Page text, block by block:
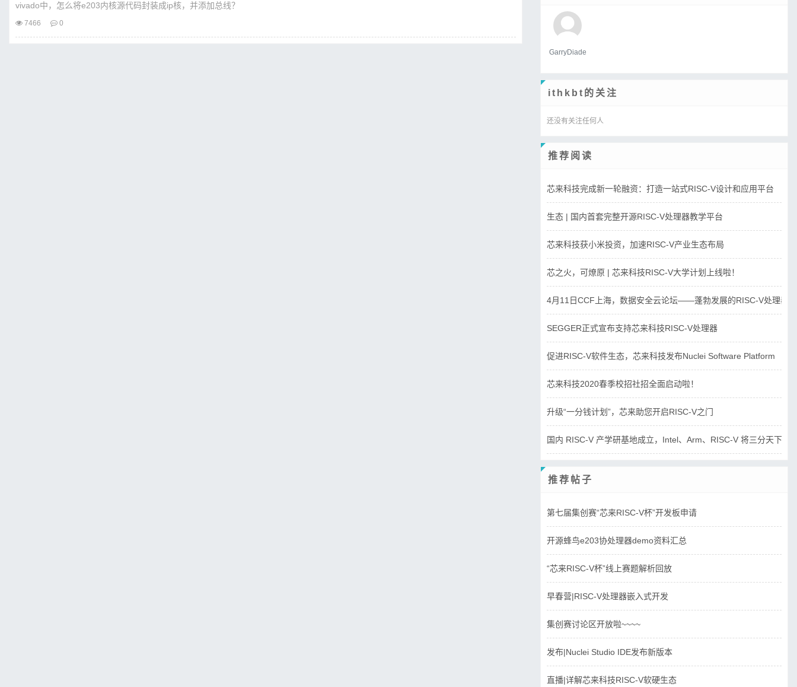
vivado中，怎么将e203内核源代码封装成ip核，并添加总线？
7466 0
GarryDiade
ithkbt的关注
还没有关注任何人
推荐阅读
芯来科技完成新一轮融资：打造一站式RISC-V设计和应用平台
生态 | 国内首套完整开源RISC-V处理器教学平台
芯来科技获小米投资，加速RISC-V产业生态布局
芯之火，可燎原 | 芯来科技RISC-V大学计划上线啦！
4月11日CCF上海，数据安全云论坛——蓬勃发展的RISC-V处理器
SEGGER正式宣布支持芯来科技RISC-V处理器
促进RISC-V软件生态，芯来科技发布Nuclei Software Platform
芯来科技2020春季校招社招全面启动啦！
升级“一分钱计划”，芯来助您开启RISC-V之门
国内 RISC-V 产学研基地成立，Intel、Arm、RISC-V 将三分天下？
推荐帖子
第七届集创赛“芯来RISC-V杯”开发板申请
开源蜂鸟e203协处理器demo资料汇总
“芯来RISC-V杯”线上赛题解析回放
早春营|RISC-V处理器嵌入式开发
集创赛讨论区开放啦~~~~
发布|Nuclei Studio IDE发布新版本
直播|详解芯来科技RISC-V软硬生态